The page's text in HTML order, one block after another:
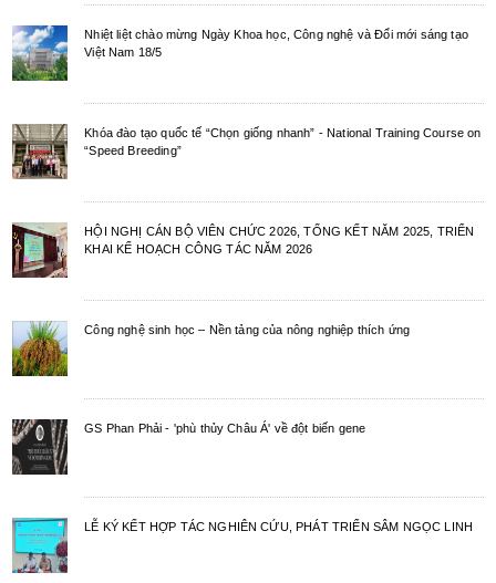
Nhiệt liệt chào mừng Ngày Khoa học, Công nghệ và Đổi mới sáng tạo
Việt Nam 18/5
Khóa đào tạo quốc tế “Chọn giống nhanh” - National Training Course on
“Speed Breeding”
HỘI NGHỊ CÁN BỘ VIÊN CHỨC 2026, TỔNG KẾT NĂM 2025, TRIỂN
KHAI KẾ HOẠCH CÔNG TÁC NĂM 2026
Công nghệ sinh học – Nền tảng của nông nghiệp thích ứng
GS Phan Phải - 'phù thủy Châu Á' về đột biến gene
LỄ KÝ KẾT HỢP TÁC NGHIÊN CỨU, PHÁT TRIỂN SÂM NGỌC LINH